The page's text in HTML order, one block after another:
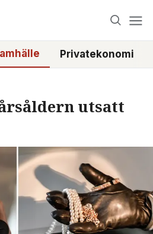
Privatekonomi
utsatt